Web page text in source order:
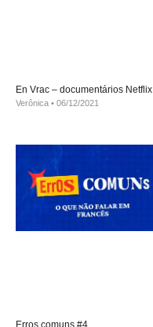
En Vrac – documentários Netflix
Verônica 06/12/2021